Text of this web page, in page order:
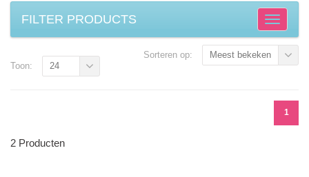
FILTER PRODUCTS
Sorteren op: Meest bekeken
1
Toon: 24
2 Producten